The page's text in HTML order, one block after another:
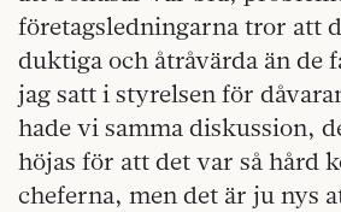
företagsledningarna tror att
duktiga och åtråvärda än de
jag satt i styrelsen för
hade vi samma diskussion,
höjas för att det var så hård
cheferna, men det är ju nys